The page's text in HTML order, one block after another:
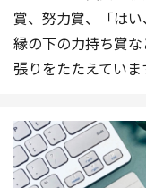
賞、努力賞、「はい
縁の下の力持ち賞
張りをたたえていま